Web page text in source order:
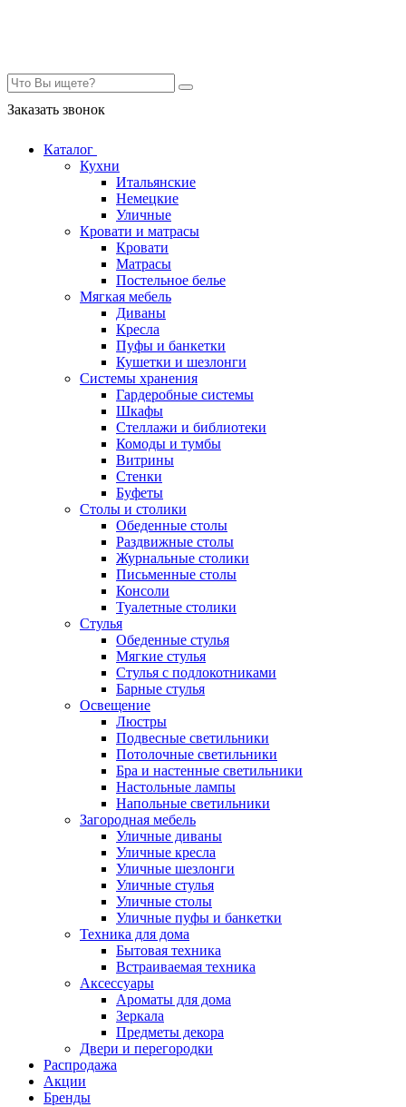
Заказать звонок
Каталог
Кухни
Итальянские
Немецкие
Уличные
Кровати и матрасы
Кровати
Матрасы
Постельное белье
Мягкая мебель
Диваны
Кресла
Пуфы и банкетки
Кушетки и шезлонги
Системы хранения
Гардеробные системы
Шкафы
Стеллажи и библиотеки
Комоды и тумбы
Витрины
Стенки
Буфеты
Столы и столики
Обеденные столы
Раздвижные столы
Журнальные столики
Письменные столы
Консоли
Туалетные столики
Стулья
Обеденные стулья
Мягкие стулья
Стулья с подлокотниками
Барные стулья
Освещение
Люстры
Подвесные светильники
Потолочные светильники
Бра и настенные светильники
Настольные лампы
Напольные светильники
Загородная мебель
Уличные диваны
Уличные кресла
Уличные шезлонги
Уличные стулья
Уличные столы
Уличные пуфы и банкетки
Техника для дома
Бытовая техника
Встраиваемая техника
Аксессуары
Ароматы для дома
Зеркала
Предметы декора
Двери и перегородки
Распродажа
Акции
Бренды